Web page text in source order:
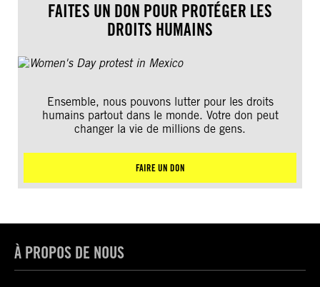
FAITES UN DON POUR PROTÉGER LES
DROITS HUMAINS
Ensemble, nous pouvons lutter pour les droits
humains partout dans le monde. Votre don peut
changer la vie de millions de gens.
FAIRE UN DON
À PROPOS DE NOUS